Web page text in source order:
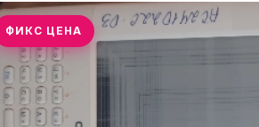
Посудомоечная
машина
Беговая дорожка
Духовой шкаф
ФИКС ЦЕНА